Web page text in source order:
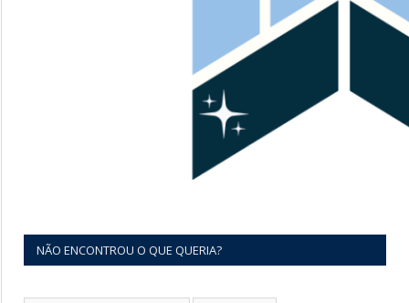
NÃO ENCONTROU O QUE QUERIA?